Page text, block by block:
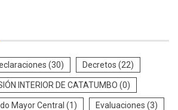
(30) Decretos (22)
INTERIOR DE CATATUMBO (0)
Mayor Central (1) Evaluaciones (3)